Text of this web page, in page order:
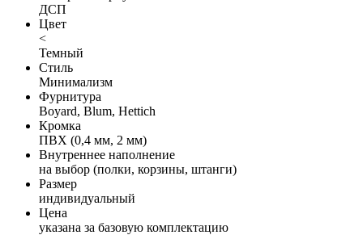
ДСП
Цвет
<
Темный
Стиль
Минимализм
Фурнитура
Boyard, Blum, Hettich
Кромка
ПВХ (0,4 мм, 2 мм)
Внутреннее наполнение
на выбор (полки, корзины, штанги)
Размер
индивидуальный
Цена
указана за базовую комплектацию